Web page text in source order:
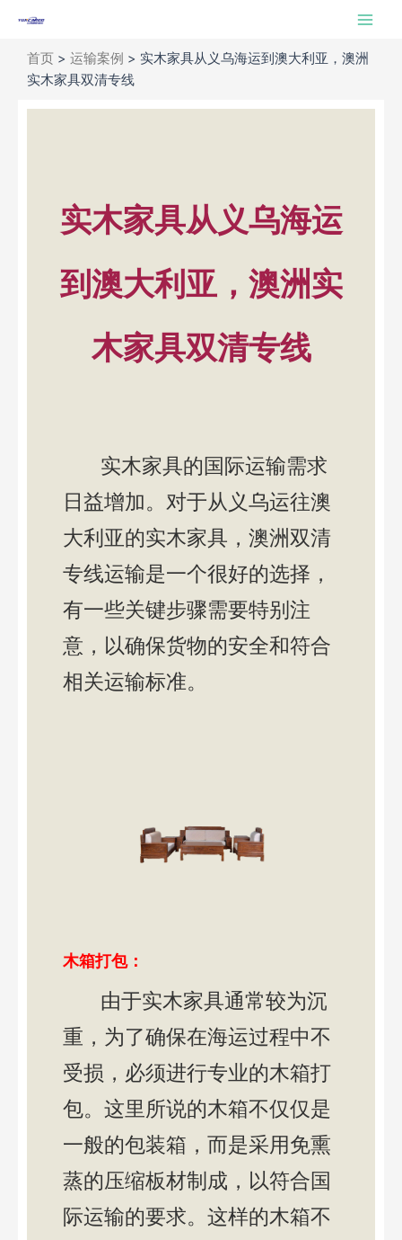
Main
首页 > 运输案例 > 实木家具从义乌海运到澳大利亚，澳洲
实木家具双清专线
实木家具从义乌海运
到澳大利亚，澳洲实
木家具双清专线
实木家具的国际运输需求
日益增加。对于从义乌运往澳
大利亚的实木家具，澳洲双清
专线运输是一个很好的选择，
有一些关键步骤需要特别注
意，以确保货物的安全和符合
相关运输标准。
木箱打包：
由于实木家具通常较为沉
重，为了确保在海运过程中不
受损，必须进行专业的木箱打
包。这里所说的木箱不仅仅是
一般的包装箱，而是采用免熏
蒸的压缩板材制成，以符合国
际运输的要求。这样的木箱不